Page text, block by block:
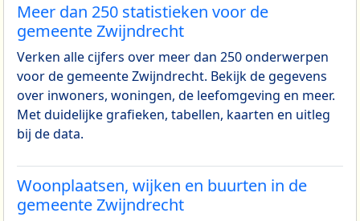
Meer dan 250 statistieken voor de
gemeente Zwijndrecht
Verken alle cijfers over meer dan 250 onderwerpen
voor de gemeente Zwijndrecht. Bekijk de gegevens
over inwoners, woningen, de leefomgeving en meer.
Met duidelijke grafieken, tabellen, kaarten en uitleg
bij de data.
Woonplaatsen, wijken en buurten in de
gemeente Zwijndrecht